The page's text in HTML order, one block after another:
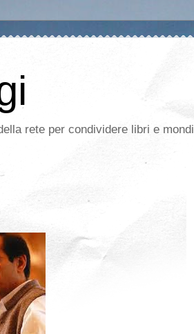
rete per condividere libri e mondi